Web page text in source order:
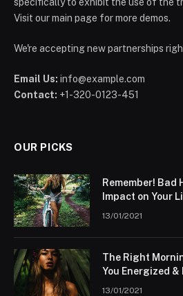
Visit our main page for more demos.
We're accepting new partnerships
Email Us: info@example.com
Contact: +1-320-0123-451
OUR PICKS
Remember! Bad
Impact on Your
13/01/2021
The Right
You Energized &
13/01/2021